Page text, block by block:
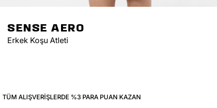
SENSE AERO
Erkek Koşu Atleti
TÜM ALIŞVERIŞLERDE %3 PARA PUAN KAZAN